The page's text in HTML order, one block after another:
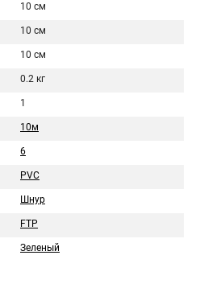
10 см
10 см
10 см
0.2 кг
1
10м
6
PVC
Шнур
FTP
Зеленый